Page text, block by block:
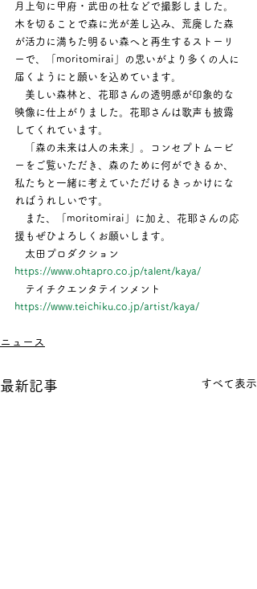
月上旬に甲府・武田の杜などで撮影しました。
木を切ることで森に光が差し込み、荒廃した森
が活力に満ちた明るい森へと再生するストーリ
ーで、「moritomirai」の思いがより多くの人に
届くようにと願いを込めています。
美しい森林と、花耶さんの透明感が印象的な
映像に仕上がりました。花耶さんは歌声も披露
してくれています。
「森の未来は人の未来」。コンセプトムービ
ーをご覧いただき、森のために何ができるか、
私たちと一緒に考えていただけるきっかけにな
ればうれしいです。
また、「moritomirai」に加え、花耶さんの応
援もぜひよろしくお願いします。
太田プロダクション
https://www.ohtapro.co.jp/talent/kaya/
テイチクエンタテインメント
https://www.teichiku.co.jp/artist/kaya/
ニュース
最新記事 すべて表示